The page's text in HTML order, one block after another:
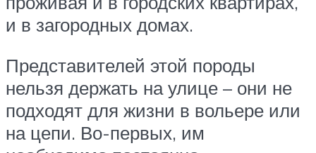
и в загородных домах.
Представителей этой породы
нельзя держать на улице – они не
подходят для жизни в вольере или
на цепи. Во-первых, им